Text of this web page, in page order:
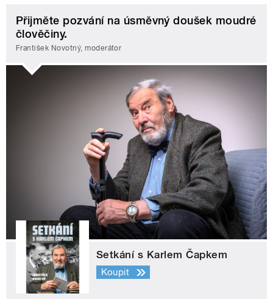
Přijměte pozvání na úsměvný doušek moudré
člověčiny.
František Novotný, moderátor
Setkání s Karlem Čapkem
Koupit